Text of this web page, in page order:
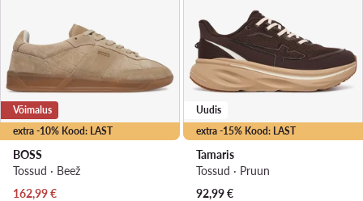
extra -10% Kood: LAST
Võimalus
BOSS
Tossud · Beež
Praegune hind
162,99€
extra -15% Kood: LAST
Uudis
Tamaris
Tossud · Pruun
92,99€